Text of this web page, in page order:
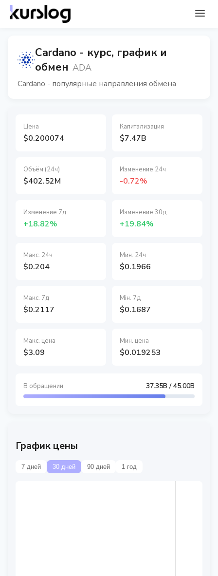
Cardano - курс, график и
обмен ADA
Cardano - популярные направления обмена
Цена
$0.200074
Капитализация
$7.47B
Объём (24ч)
$402.52M
Изменение 24ч
-0.72%
Изменение 7д
+18.82%
Изменение 30д
+19.84%
Макс. 24ч
$0.204
Мин. 24ч
$0.1966
Макс. 7д
$0.2117
Мін. 7д
$0.1687
Макс. цена
$3.09
Мин. цена
$0.019253
В обращении 37.35B / 45.00B
График цены
7 дней 30 дней 90 дней 1 год